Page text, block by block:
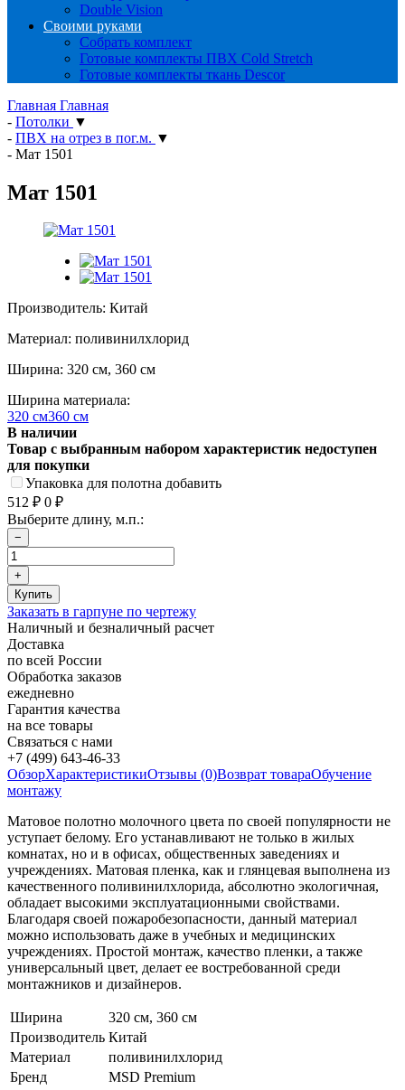
Double Vision
Своими руками
Собрать комплект
Готовые комплекты ПВХ Cold Stretch
Готовые комплекты ткань Descor
Главная Главная
- Потолки ▼
- ПВХ на отрез в пог.м. ▼
- Мат 1501
Мат 1501
Производитель: Китай
Материал: поливинилхлорид
Ширина: 320 см, 360 см
Ширина материала:
320 см360 см
В наличии
Товар с выбранным набором характеристик недоступен
для покупки
Упаковка для полотна добавить
512 ₽ 0 ₽
Выберите длину, м.п.:
Заказать в гарпуне по чертежу
Наличный и безналичный расчет
Доставка
по всей России
Обработка заказов
ежедневно
Гарантия качества
на все товары
Связаться с нами
+7 (499) 643-46-33
ОбзорХарактеристикиОтзывы (0)Возврат товараОбучение
монтажу
Матовое полотно молочного цвета по своей популярности не
уступает белому. Его устанавливают не только в жилых
комнатах, но и в офисах, общественных заведениях и
учреждениях. Матовая пленка, как и глянцевая выполнена из
качественного поливинилхлорида, абсолютно экологичная,
обладает высокими эксплуатационными свойствами.
Благодаря своей пожаробезопасности, данный материал
можно использовать даже в учебных и медицинских
учреждениях. Простой монтаж, качество пленки, а также
универсальный цвет, делает ее востребованной среди
монтажников и дизайнеров.
Ширина
320 см, 360 см
Производитель Китай
Материал
поливинилхлорид
Бренд
MSD Premium